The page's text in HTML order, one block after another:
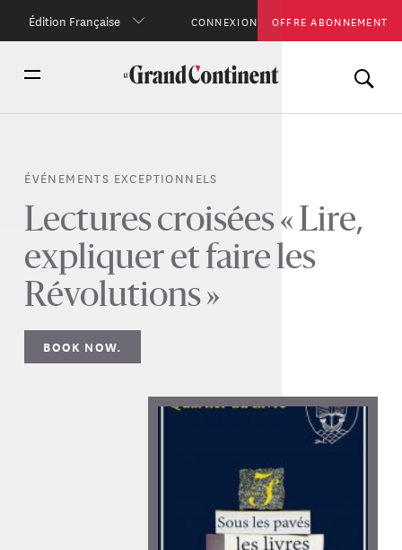
Édition Française CONNEXION OFFRE ABONNEMENT
ÉVÉNEMENTS EXCEPTIONNELS
Lectures croisées « Lire,
expliquer et faire les
Révolutions »
BOOK NOW.